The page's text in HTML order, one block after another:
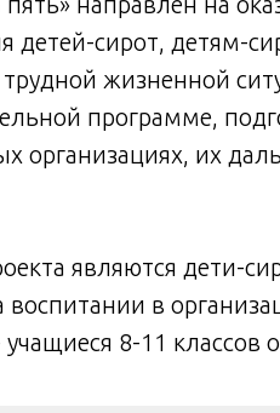
детей-сирот, детям-
жизненной
программе,
организациях, их
являются дети-
воспитании в
8-11 классов